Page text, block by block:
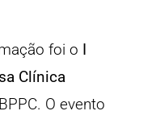
foi o I
Clínica
O evento